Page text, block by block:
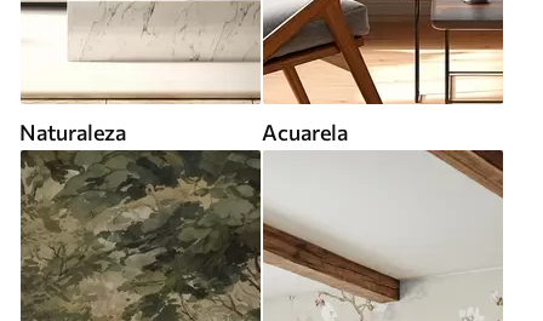
Naturaleza Acuarela